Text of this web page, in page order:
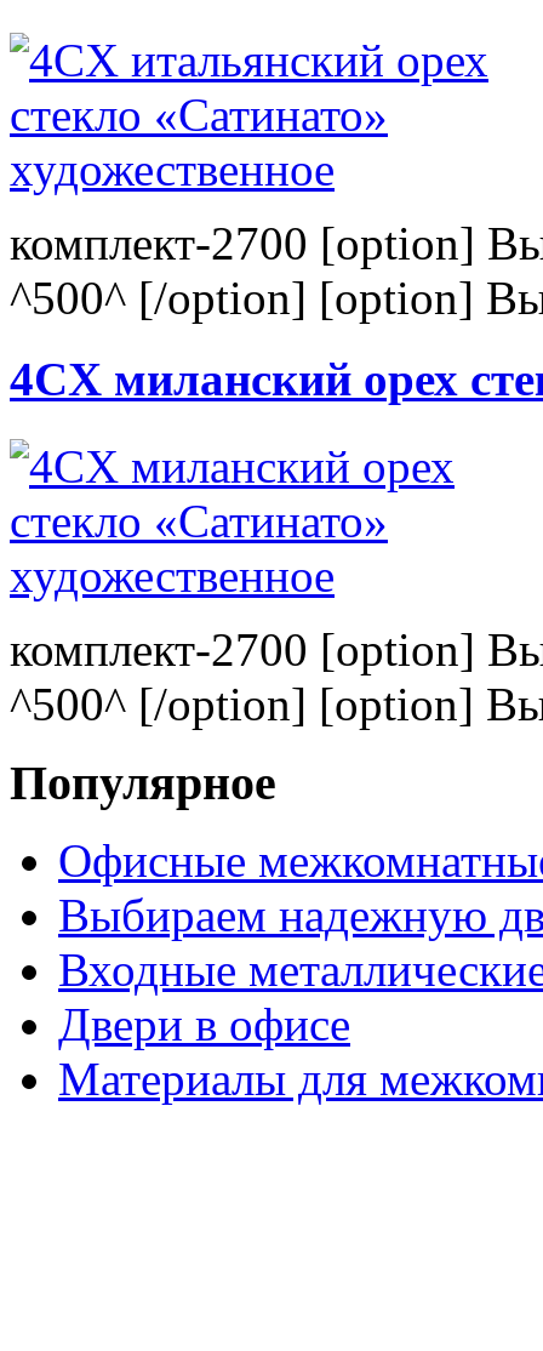
комплект-2700 [option]
^500^ [/option] [option]
4CХ миланский орех
комплект-2700 [option]
^500^ [/option] [option]
Популярное
Офисные
Выбираем надежную
Входные
Двери в офисе
Материалы для